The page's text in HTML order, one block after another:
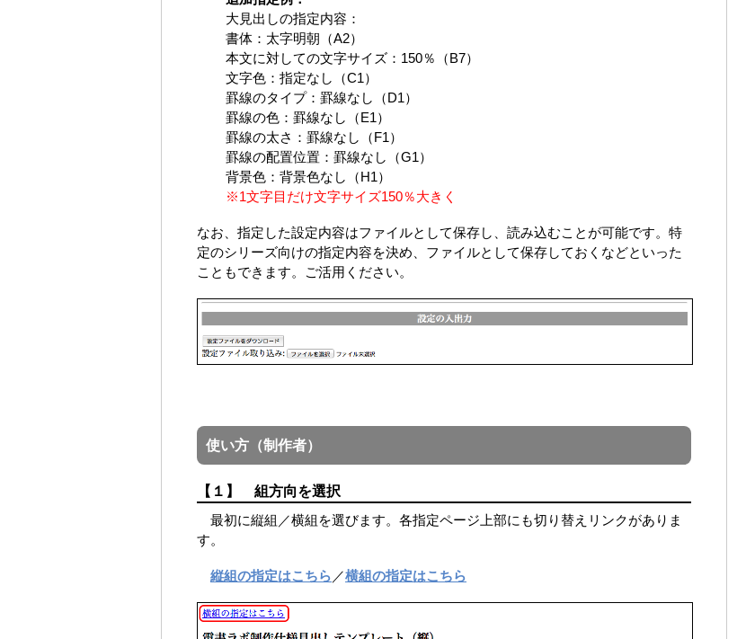
大見出しの指定内容：
書体：太字明朝（A2）
本文に対しての文字サイズ：150％（B7）
文字色：指定なし（C1）
罫線のタイプ：罫線なし（D1）
罫線の色：罫線なし（E1）
罫線の太さ：罫線なし（F1）
罫線の配置位置：罫線なし（G1）
背景色：背景色なし（H1）
※1文字目だけ文字サイズ150％大きく
なお、指定した設定内容はファイルとして保存し、読み込むことが可能です。特
定のシリーズ向けの指定内容を決め、ファイルとして保存しておくなどといった
こともできます。ご活用ください。
使い方（制作者）
【１】 組方向を選択
最初に縦組／横組を選びます。各指定ページ上部にも切り替えリンクがありま
す。
縦組の指定はこちら ／横組の指定はこちら